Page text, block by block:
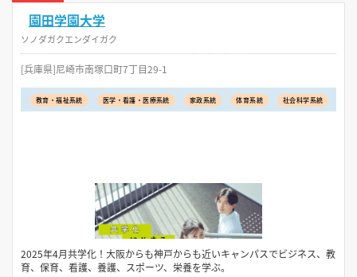
園田学園大学
ソノダガクエンダイガク
[兵庫県]尼崎市南塚口町7丁目29-1
教育・福祉系統 医学・看護・医療系統 家政系統 体育系統 社会科学系統
2025年4月共学化！大阪からも神戸からも近いキャンパスでビジネス、教
育、保育、看護、養護、スポーツ、栄養を学ぶ。